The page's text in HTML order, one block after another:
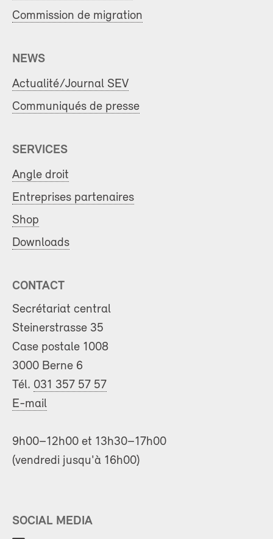
Commission de migration
NEWS
Actualité/Journal SEV
Communiqués de presse
SERVICES
Angle droit
Entreprises partenaires
Shop
Downloads
CONTACT
Secrétariat central
Steinerstrasse 35
Case postale 1008
3000 Berne 6
Tél. 031 357 57 57
E-mail
9h00–12h00 et 13h30–17h00
(vendredi jusqu'à 16h00)
SOCIAL MEDIA